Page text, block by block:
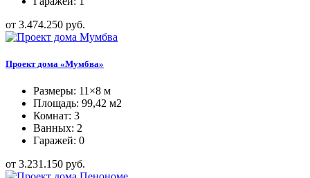
от 3.474.250 руб.
Проект дома «Мумбва»
Размеры: 11×8 м
Площадь: 99,42 м2
Комнат: 3
Ванных: 2
Гаражей: 0
от 3.231.150 руб.